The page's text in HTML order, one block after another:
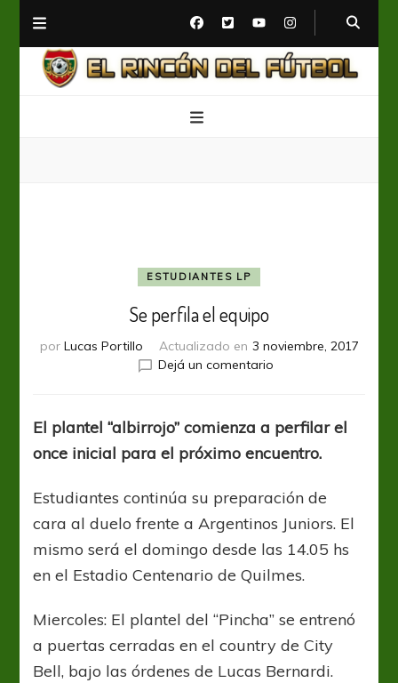
ESTUDIANTES LP
Se perfila el equipo
por Lucas Portillo Actualizado en 3 noviembre, 2017
Dejá un comentarioen
equipo
El plantel “albirrojo” comienza a perfilar el
once inicial para el próximo encuentro.
Estudiantes continúa su preparación de
cara al duelo frente a Argentinos Juniors. El
mismo será el domingo desde las 14.05 hs
en el Estadio Centenario de Quilmes.
Miercoles: El plantel del “Pincha” se entrenó
a puertas cerradas en el country de City
Bell, bajo las órdenes de Lucas Bernardi.